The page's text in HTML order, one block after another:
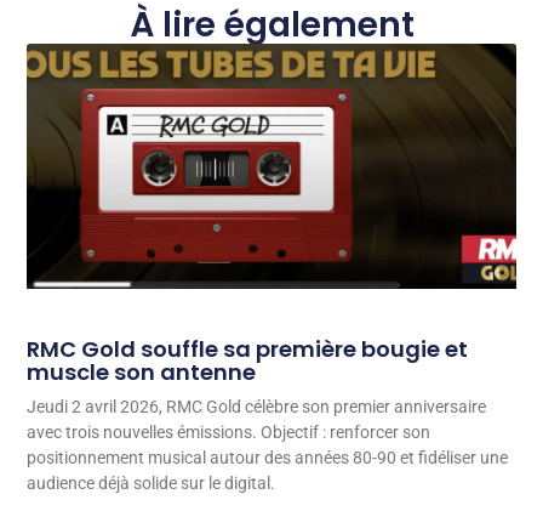
À lire également
RMC Gold souffle sa première bougie et
muscle son antenne
Jeudi 2 avril 2026, RMC Gold célèbre son premier anniversaire
avec trois nouvelles émissions. Objectif : renforcer son
positionnement musical autour des années 80-90 et fidéliser une
audience déjà solide sur le digital.